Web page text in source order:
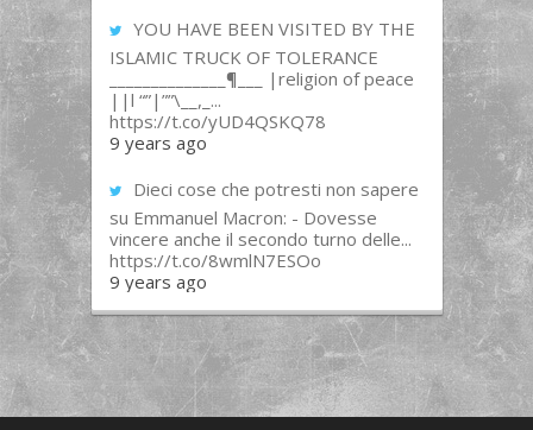
YOU HAVE BEEN VISITED BY THE
ISLAMIC TRUCK OF TOLERANCE
______________¶___ |religion of peace
||l “”|””\__,_...
https://t.co/yUD4QSKQ78
9 years ago
Dieci cose che potresti non sapere
su Emmanuel Macron: - Dovesse
vincere anche il secondo turno delle...
https://t.co/8wmlN7ESOo
9 years ago